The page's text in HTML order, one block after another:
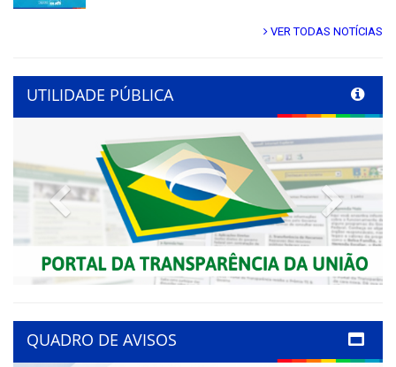
VER TODAS NOTÍCIAS
UTILIDADE PÚBLICA
Previous Next
QUADRO DE AVISOS